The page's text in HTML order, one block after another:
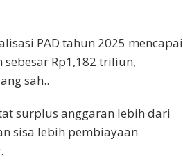
PAD tahun 2025 mencapai
Rp1,182 triliun,
sah..
surplus anggaran lebih dari
sisa lebih pembiayaan